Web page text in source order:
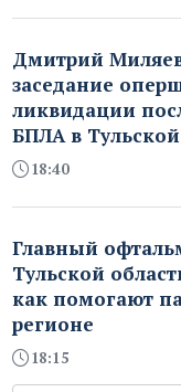
Дмитрий
заседание
ликвидации
БПЛА в
18:40
Главный
Тульской
как помогают
регионе
18:15